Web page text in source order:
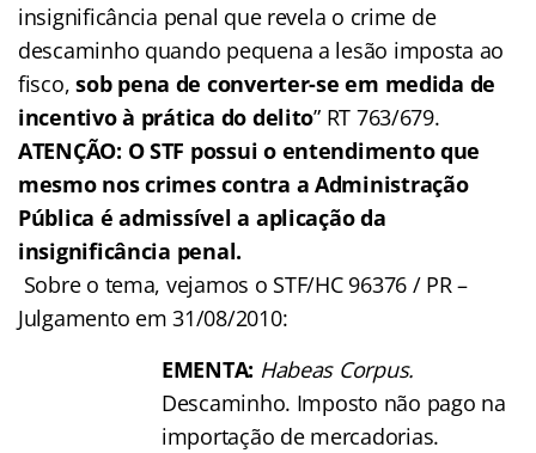
insignificância penal que revela o crime de
descaminho quando pequena a lesão imposta ao
fisco,sob pena de converter-se em medida de
incentivo à prática do delito” RT 763/679.
ATENÇÃO: O STF possui o entendimento que
mesmo nos crimes contra a Administração
Pública é admissível a aplicação da
insignificância penal.
Sobre o tema, vejamos o STF/HC 96376 / PR –
Julgamento em 31/08/2010:
EMENTA: Habeas Corpus.
Descaminho. Imposto não pago na
importação de mercadorias.